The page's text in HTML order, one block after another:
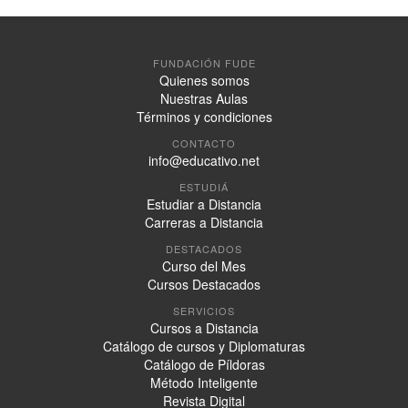
FUNDACIÓN FUDE
Quienes somos
Nuestras Aulas
Términos y condiciones
CONTACTO
info@educativo.net
ESTUDIÁ
Estudiar a Distancia
Carreras a Distancia
DESTACADOS
Curso del Mes
Cursos Destacados
SERVICIOS
Cursos a Distancia
Catálogo de cursos y Diplomaturas
Catálogo de Píldoras
Método Inteligente
Revista Digital